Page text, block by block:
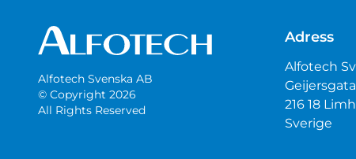
Alfotech Svenska AB
© Copyright 2026
All Rights Reserved
Adress
Alfotech
216 18
Sverige